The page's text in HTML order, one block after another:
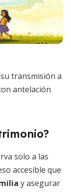
transmisión a
antelación
solo a las
accesible que
y asegurar